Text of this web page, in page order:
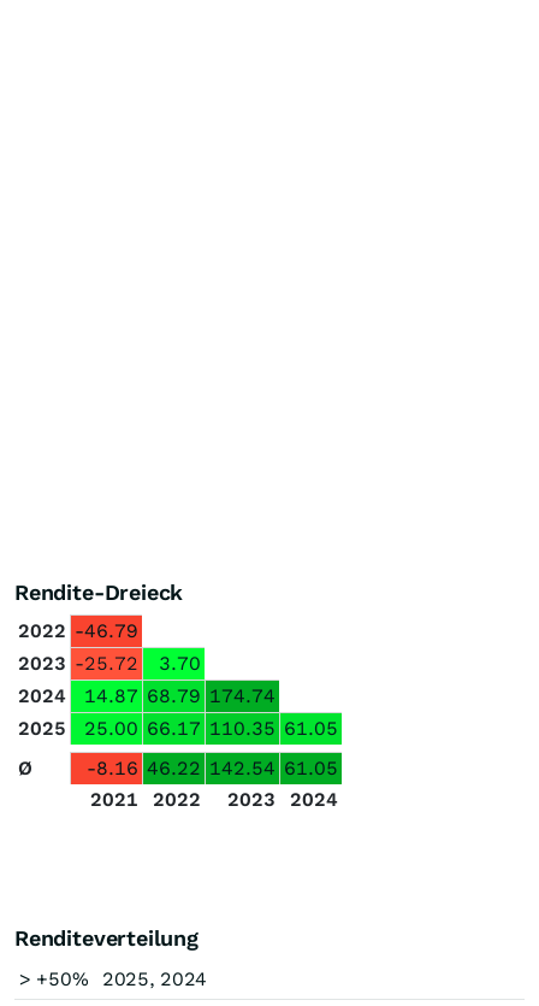
Rendite-Dreieck
2022 -46.79
2023 -25.72
3.70
2024
14.87 68.79 174.74
2025
25.00 66.17 110.35 61.05
Ø
-8.16 46.22 142.54 61.05
2021
2022 2023 2024
Renditeverteilung
> +50%
2025, 2024